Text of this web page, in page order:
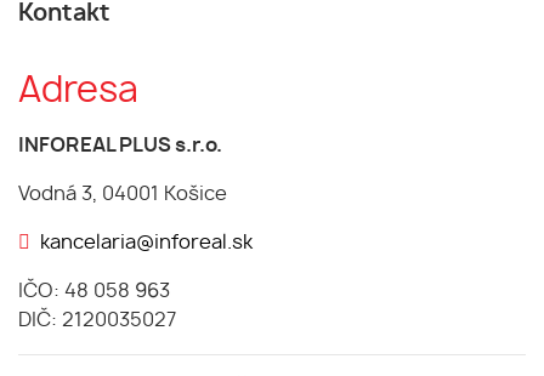
Kontakt
Adresa
INFOREAL PLUS s.r.o.
Vodná 3, 04001 Košice
kancelaria@inforeal.sk
IČO: 48 058 963
DIČ: 2120035027